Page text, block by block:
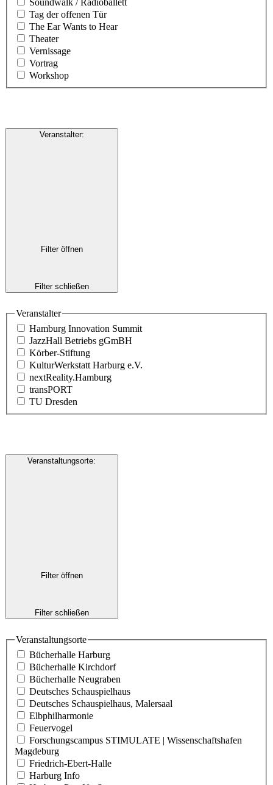
Soundwalk / Radioballett
Tag der offenen Tür
The Ear Wants to Hear
Theater
Vernissage
Vortrag
Workshop
Veranstalter:
Filter öffnen
Filter schließen
Veranstalter
Hamburg Innovation Summit
JazzHall Betriebs gGmBH
Körber-Stiftung
KulturWerkstatt Harburg e.V.
nextReality.Hamburg
transPORT
TU Dresden
Veranstaltungsorte:
Filter öffnen
Filter schließen
Veranstaltungsorte
Bücherhalle Harburg
Bücherhalle Kirchdorf
Bücherhalle Neugraben
Deutsches Schauspielhaus
Deutsches Schauspielhaus, Malersaal
Elbphilharmonie
Feuervogel
Forschungscampus STIMULATE | Wissenschaftshafen
Magdeburg
Friedrich-Ebert-Halle
Harburg Info